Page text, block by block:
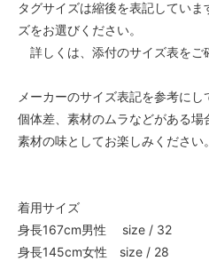
タグサイズは縮後を表記してい
ズをお選びください。
詳しくは、添付のサイズ表をご
メーカーのサイズ表記を参考にし
個体差、素材のムラなどがある場
素材の味としてお楽しみください。
着用サイズ
身長167cm男性 size / 32
身長145cm女性 size / 28